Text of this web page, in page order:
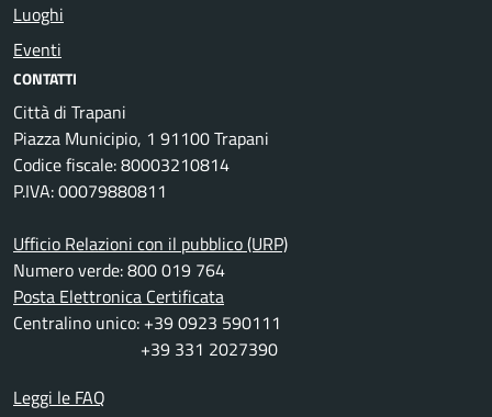
Luoghi
Eventi
CONTATTI
Città di Trapani
Piazza Municipio, 1 91100 Trapani
Codice fiscale: 80003210814
P.IVA: 00079880811
Ufficio Relazioni con il pubblico (URP)
Numero verde: 800 019 764
Posta Elettronica Certificata
Centralino unico: +39 0923 590111
+39 331 2027390
Leggi le FAQ